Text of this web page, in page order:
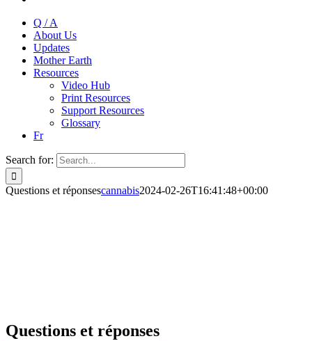
Q / A
About Us
Updates
Mother Earth
Resources
Video Hub
Print Resources
Support Resources
Glossary
Fr
Search for:
Questions et réponsescannabis2024-02-26T16:41:48+00:00
Questions et réponses